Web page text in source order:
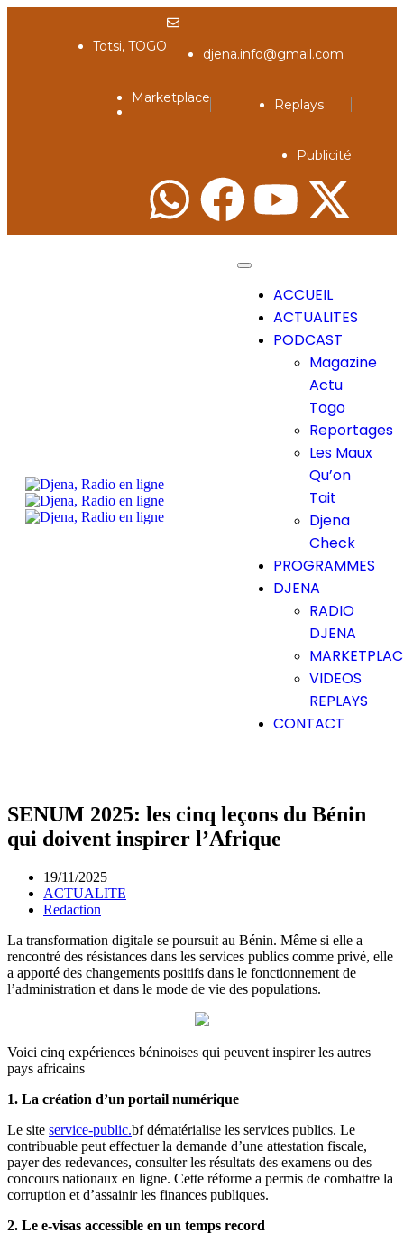
Totsi, TOGO djena.info@gmail.com
Marketplace Replays
Publicité
ACCUEIL
ACTUALITES
PODCAST
Magazine
Actu
Togo
Reportages
Les Maux
Qu’on
Tait
Djena
Check
PROGRAMMES
DJENA
RADIO
DJENA
VIDEOS
REPLAYS
CONTACT
SENUM 2025: les cinq leçons du Bénin
qui doivent inspirer l’Afrique
19/11/2025
ACTUALITE
Redaction
La transformation digitale se poursuit au Bénin. Même si elle a
rencontré des résistances dans les services publics comme privé, elle
a apporté des changements positifs dans le fonctionnement de
l’administration et dans le mode de vie des populations.
Voici cinq expériences béninoises qui peuvent inspirer les autres
pays africains
1. La création d’un portail numérique
Le site service-public.bf dématérialise les services publics. Le
contribuable peut effectuer la demande d’une attestation fiscale,
payer des redevances, consulter les résultats des examens ou des
concours nationaux en ligne. Cette réforme a permis de combattre la
corruption et d’assainir les finances publiques.
2. Le e-visas accessible en un temps record